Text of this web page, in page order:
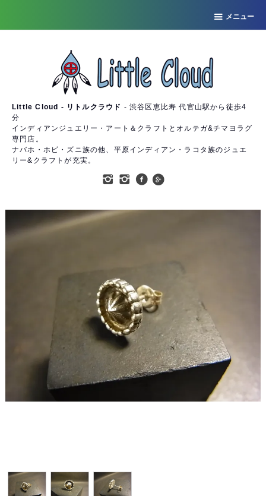
メニュー
Little Cloud - リトルクラウド - 渋谷区恵比寿 代官山駅から徒歩4
分
インディアンジュエリー・アート＆クラフトとオルテガ&チマヨラグ
専門店。
ナバホ・ホピ・ズニ族の他、平原インディアン・ラコタ族のジュエ
リー&クラフトが充実。